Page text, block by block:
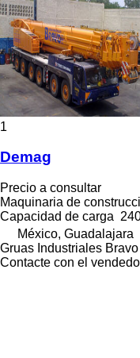
1
Demag
Precio a consultar
Maquinaria de
Capacidad de carga
México, Guadalajara
Gruas Industriales Bravo
Contacte con el